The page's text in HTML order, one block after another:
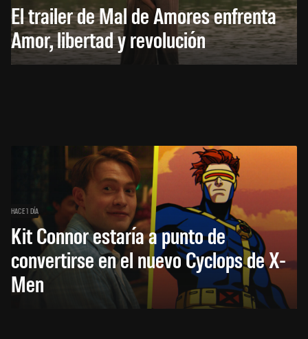
El trailer de Mal de Amores enfrenta
Amor, libertad y revolución
HACE 1 DÍA
Kit Connor estaría a punto de
convertirse en el nuevo Cyclops de X-
Men